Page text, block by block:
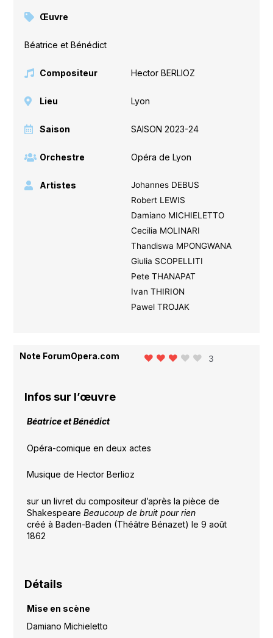
Œuvre
Béatrice et Bénédict
Compositeur Hector BERLIOZ
Lieu Lyon
Saison SAISON 2023-24
Orchestre Opéra de Lyon
Artistes
Johannes DEBUS
Robert LEWIS
Damiano MICHIELETTO
Cecilia MOLINARI
Thandiswa MPONGWANA
Giulia SCOPELLITI
Pete THANAPAT
Ivan THIRION
Pawel TROJAK
Note ForumOpera.com 3
Infos sur l’œuvre
Béatrice et Bénédict
Opéra-comique en deux actes
Musique de Hector Berlioz
sur un livret du compositeur d’après la pièce de
Shakespeare Beaucoup de bruit pour rien
créé à Baden-Baden (Théâtre Bénazet) le 9 août
1862
Détails
Mise en scène
Damiano Michieletto